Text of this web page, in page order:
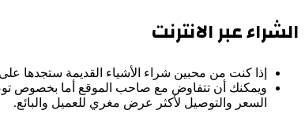
الشراء عبر الانترنت
إذا كنت من محبين شراء الأشياء القديمة ستجدها
ويمكنك أن تتفاوض مع صاحب الموقع أما بخصوص
السعر والتوصيل لأكثر عرض مغري للعميل والبائع.